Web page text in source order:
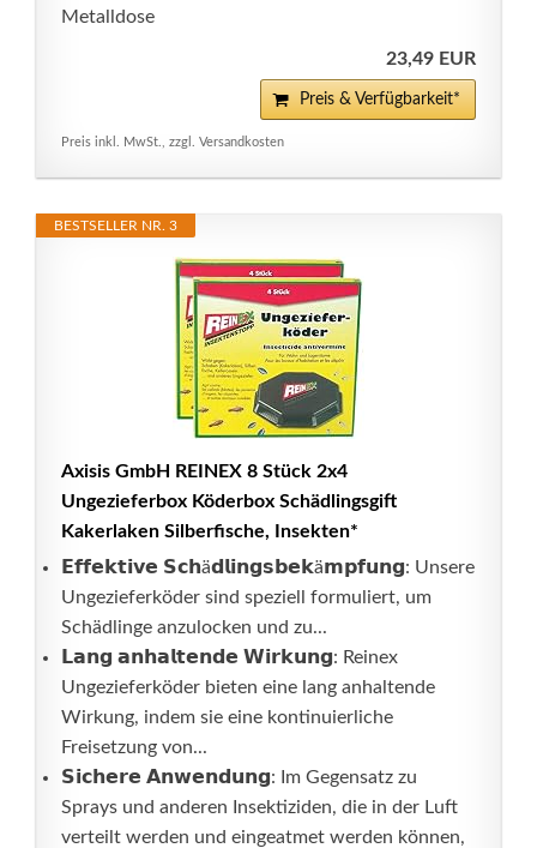
Metalldose
23,49 EUR
Preis & Verfügbarkeit*
Preis inkl. MwSt., zzgl. Versandkosten
BESTSELLER NR. 3
Axisis GmbH REINEX 8 Stück 2x4
Ungezieferbox Köderbox Schädlingsgift
Kakerlaken Silberfische, Insekten*
𝗘𝗳𝗳𝗲𝗸𝘁𝗶𝘃𝗲 𝗦𝗰𝗵ä𝗱𝗹𝗶𝗻𝗴𝘀𝗯𝗲𝗸ä𝗺𝗽𝗳𝘂𝗻𝗴: Unsere
Ungezieferköder sind speziell formuliert, um
Schädlinge anzulocken und zu...
𝗟𝗮𝗻𝗴 𝗮𝗻𝗵𝗮𝗹𝘁𝗲𝗻𝗱𝗲 𝗪𝗶𝗿𝗸𝘂𝗻𝗴: Reinex
Ungezieferköder bieten eine lang anhaltende
Wirkung, indem sie eine kontinuierliche
Freisetzung von...
𝗦𝗶𝗰𝗵𝗲𝗿𝗲 𝗔𝗻𝘄𝗲𝗻𝗱𝘂𝗻𝗴: Im Gegensatz zu
Sprays und anderen Insektiziden, die in der Luft
verteilt werden und eingeatmet werden können,